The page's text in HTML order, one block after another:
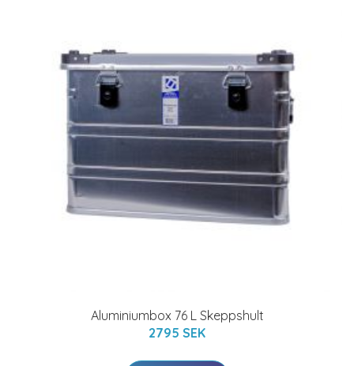
Aluminiumbox 76 L Skeppshult
2795 SEK